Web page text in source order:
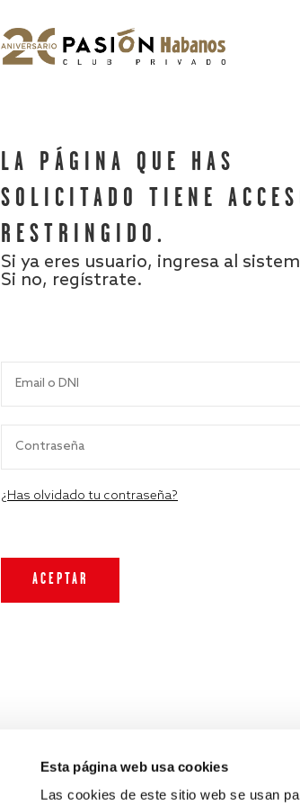
Esta página web usa cookies
Las cookies de este sitio web se usan
LA PÁGINA QUE HAS
SOLICITADO TIENE
RESTRINGIDO.
Si ya eres usuario, ingresa al
Si no, regístrate.
¿Has olvidado tu contraseña?